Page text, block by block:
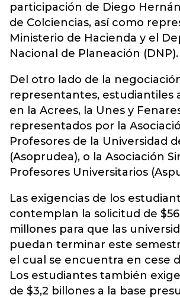
participación de Diego
de Colciencias, así como
Ministerio de Hacienda y el
Nacional de Planeación (DNP).
Del otro lado de la
representantes, estudiantiles
en la Acrees, la Unes y
representados por la
Profesores de la Universidad
(Asoprudea), o la Asociación
Profesores Universitarios
Las exigencias de los
contemplan la solicitud de
millones para que las
puedan terminar este
el cual se encuentra en cese
Los estudiantes también
de $3,2 billones a la base